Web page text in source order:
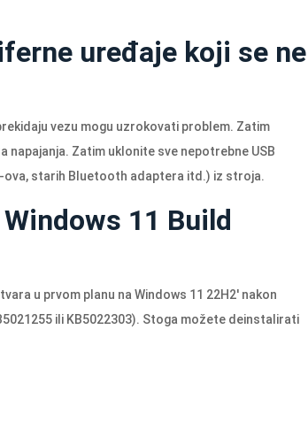
uređaje koji se ne
vezu mogu uzrokovati problem. Zatim
Zatim uklonite sve nepotrebne USB
ova, starih Bluetooth adaptera itd.) iz stroja.
11 Build
u prvom planu na Windows 11 22H2' nakon
ili KB5022303). Stoga možete deinstalirati